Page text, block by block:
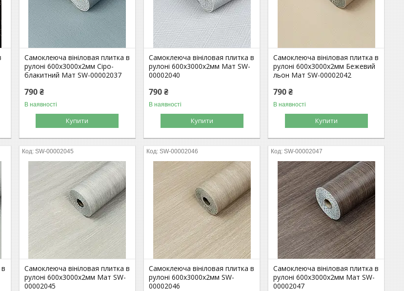
Самоклеюча вініловая плитка в
рулоні 600х3000х2мм Сіро-
блакитний Мат SW-00002037
790 ₴
В наявності
Купити
Самоклеюча вініловая плитка в
рулоні 600х3000х2мм Мат SW-
00002040
790 ₴
В наявності
Купити
Самоклеюча вініловая плитка в
рулоні 600х3000х2мм Бежевий
льон Мат SW-00002042
790 ₴
В наявності
Купити
SW-00002045
Самоклеюча вініловая плитка в
рулоні 600х3000х2мм Мат SW-
00002045
SW-00002046
Самоклеюча вініловая плитка в
рулоні 600х3000х2мм SW-
00002046
SW-00002047
Самоклеюча вініловая плитка в
рулоні 600х3000х2мм Мат SW-
00002047